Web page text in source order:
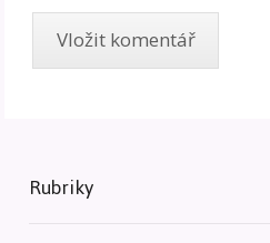
Rubriky